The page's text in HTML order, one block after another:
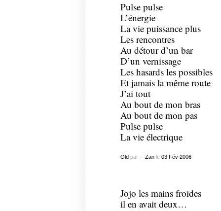
Pulse pulse
L’énergie
La vie puissance plus
Les rencontres
Au détour d’un bar
D’un vernissage
Les hasards les possibles
Et jamais la même route
J’ai tout
Au bout de mon bras
Au bout de mon pas
Pulse pulse
La vie électrique
Oldpar -- Zanle 03 Fév 2006
Jojo les mains froides
il en avait deux…